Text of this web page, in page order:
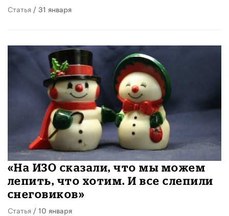
Статья / 31 января
«На ИЗО сказали, что мы можем
лепить, что хотим. И все слепили
снеговиков»
Статья / 10 января